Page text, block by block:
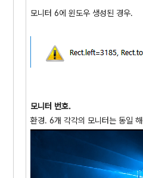
모니터 6에 윈도우 생성된 경우.
모니터 번호.
환경. 6개 각각의 모니터는 동일